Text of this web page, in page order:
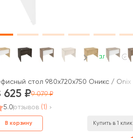
System
В наличии
стол 980x720x750 Оникс / Onix
625
9 079
5.0отзывов (1)
В корзину Купить в 1 клик